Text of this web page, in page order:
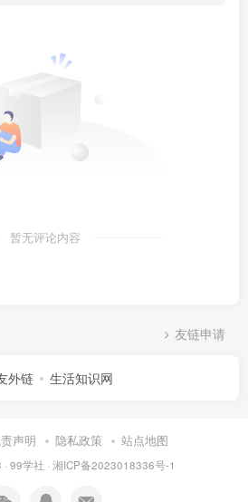
暂无评论内容
友链申请
外链 生活知识网
声明 隐私政策 站点地图
99学社 · 湘ICP备2023018336号-1